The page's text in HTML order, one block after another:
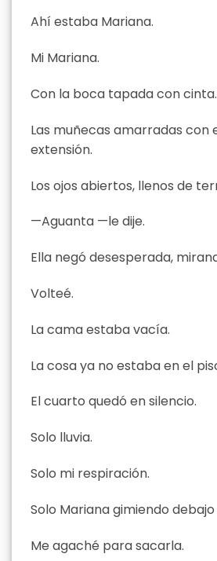
Ahí estaba Mariana.
Mi Mariana.
Con la boca tapada con cinta.
Las muñecas amarradas con
extensión.
Los ojos abiertos, llenos de
—Aguanta —le dije.
Ella negó desesperada,
Volteé.
La cama estaba vacía.
La cosa ya no estaba en el
El cuarto quedó en silencio.
Solo lluvia.
Solo mi respiración.
Solo Mariana gimiendo
Me agaché para sacarla.